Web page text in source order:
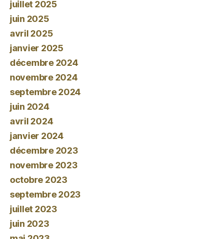
juillet 2025
juin 2025
avril 2025
janvier 2025
décembre 2024
novembre 2024
septembre 2024
juin 2024
avril 2024
janvier 2024
décembre 2023
novembre 2023
octobre 2023
septembre 2023
juillet 2023
juin 2023